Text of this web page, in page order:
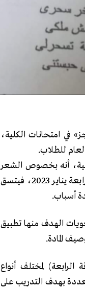
في امتحانات الكلية،
للطلاب.
أنه بخصوص الشعر
الغنائى بقلم ويجز الذى ورد فى امتحان الدراسات اللغوية للفرقة الرابعة يناير 2023، فيتسق
أسباب.
الهدف منها تطبيق
المادة.
لمختلف أنواع
بهدف التدريب على